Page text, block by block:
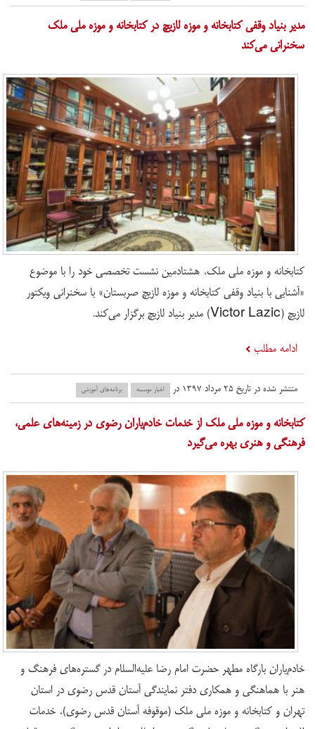
مدیر بنیاد وقفی کتابخانه و موزه لازیچ در کتابخانه و موزه ملی ملک
سخنرانی می‌کند
کتابخانه و موزه ملی ملک، هشتادمین نشست تخصصی خود را با موضوع
«آشنایی با بنیاد وقفی کتابخانه و موزه لازیچ صربستان» با سخنرانی ویکتور
لازیچ (Victor Lazic) مدیر بنیاد لازیچ برگزار می‌کند.
ادامه مطلب
منتشر شده در تاریخ ۲۵ مرداد ۱۳۹۷ در اخبار موسسه برنامه‌های آموزشی
کتابخانه و موزه ملی ملک از خدمات خادم‌یاران رضوی در زمینه‌های علمی،
فرهنگی و هنری بهره می‌گیرد
خادم‌یاران بارگاه مطهر حضرت امام رضا علیه‌السلام در گستره‌های فرهنگ و
هنر با هماهنگی و همکاری دفتر نمایندگی آستان قدس رضوی در استان
تهران و کتابخانه و موزه ملی ملک (موقوفه آستان قدس رضوی)، خدمات